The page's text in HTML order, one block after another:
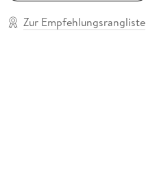
Zur Empfehlungsrangliste